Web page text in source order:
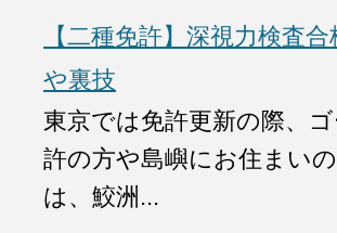
【二種免許】深視力検査
や裏技
東京では免許更新の際、
許の方や島嶼にお住まい
は、鮫洲...